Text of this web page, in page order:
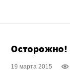
Осторожно!
19 марта 2015